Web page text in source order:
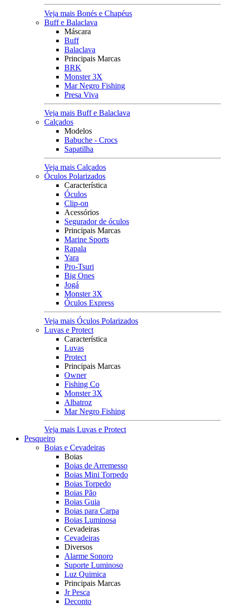
Veja mais Bonés e Chapéus
Buff e Balaclava
Máscara
Buff
Balaclava
Principais Marcas
BRK
Monster 3X
Mar Negro Fishing
Presa Viva
Veja mais Buff e Balaclava
Calçados
Modelos
Babuche - Crocs
Sapatilha
Veja mais Calçados
Óculos Polarizados
Característica
Óculos
Clip-on
Acessórios
Segurador de óculos
Principais Marcas
Marine Sports
Rapala
Yara
Pro-Tsuri
Big Ones
Jogá
Monster 3X
Óculos Express
Veja mais Óculos Polarizados
Luvas e Protect
Característica
Luvas
Protect
Principais Marcas
Owner
Fishing Co
Monster 3X
Albatroz
Mar Negro Fishing
Veja mais Luvas e Protect
Pesqueiro
Boias e Cevadeiras
Boias
Boias de Arremesso
Boias Mini Torpedo
Boias Torpedo
Boias Pão
Boias Guia
Boias para Carpa
Boias Luminosa
Cevadeiras
Cevadeiras
Diversos
Alarme Sonoro
Suporte Luminoso
Luz Quimica
Principais Marcas
Jr Pesca
Deconto